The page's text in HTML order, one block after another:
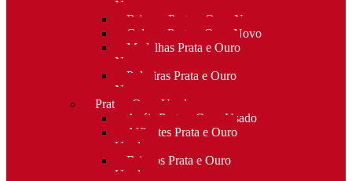
Novo
Brincos Prata e Ouro Novo
Colares Prata e Ouro Novo
Medalhas Prata e Ouro
Novo
Pulseiras Prata e Ouro
Novo
Prata e Ouro Usado
Anéis Prata e Ouro Usado
Alfinetes Prata e Ouro
Usado
Brincos Prata e Ouro
Usado